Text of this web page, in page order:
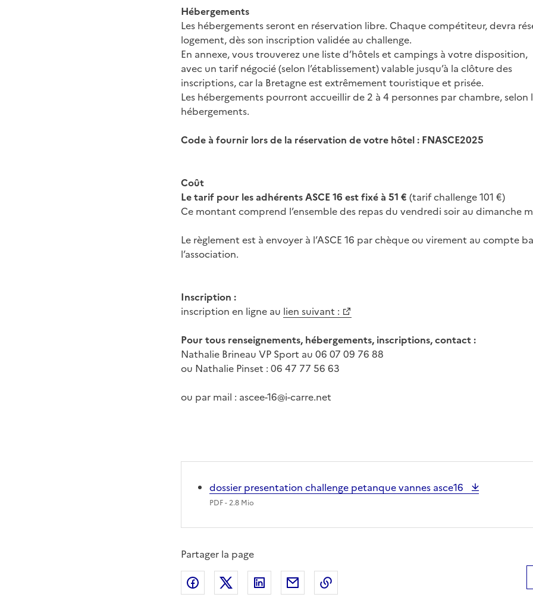
Hébergements
Les hébergements seront en réservation libre. Chaque compétiteur, devra
logement, dès son inscription validée au challenge.
En annexe, vous trouverez une liste d’hôtels et campings à votre disposition,
avec un tarif négocié (selon l’établissement) valable jusqu’à la clôture des
inscriptions, car la Bretagne est extrêmement touristique et prisée.
Les hébergements pourront accueillir de 2 à 4 personnes par chambre, selon
hébergements.
Code à fournir lors de la réservation de votre hôtel : FNASCE2025
Coût
Le tarif pour les adhérents ASCE 16 est fixé à 51 € (tarif challenge 101 €)
Ce montant comprend l’ensemble des repas du vendredi soir au dimanche
Le règlement est à envoyer à l’ASCE 16 par chèque ou virement au compte
l’association.
Inscription :
inscription en ligne au lien suivant :
Pour tous renseignements, hébergements, inscriptions, contact :
Nathalie Brineau VP Sport au 06 07 09 76 88
ou Nathalie Pinset : 06 47 77 56 63
ou par mail : ascee-16@i-carre.net
dossier presentation challenge petanque vannes asce16
PDF- 2.8 Mio
Partager la page
Partager sur Facebook
Partager sur XPartager sur LinkedIn
Partager par email